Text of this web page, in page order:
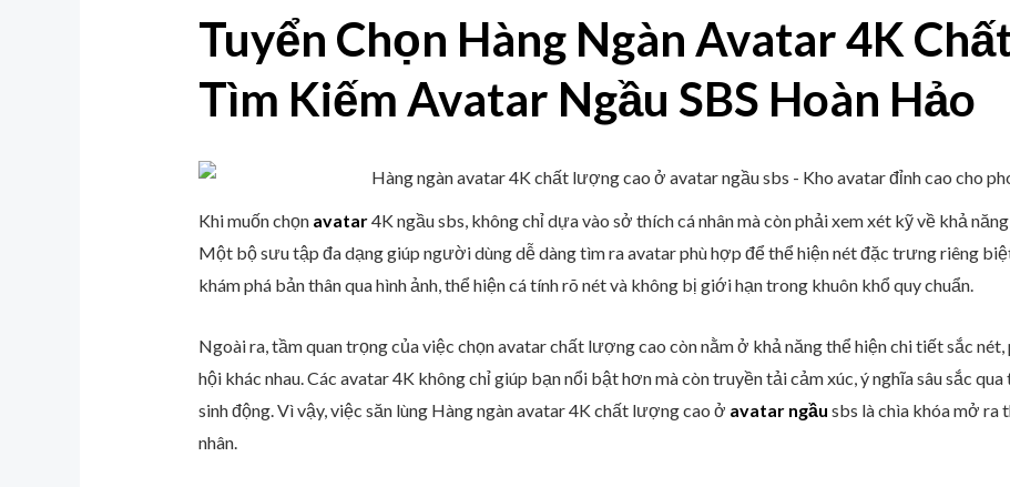
Tuyển Chọn Hàng Ngàn Avatar 4K
Tìm Kiếm Avatar Ngầu SBS Hoàn Hảo
Khi muốn chọn avatar4K ngầu sbs, không chỉ dựa vào sở thích cá nhân mà còn phải xem xét kỹ về khả
Một bộ sưu tập đa dạng giúp người dùng dễ dàng tìm ra avatar phù hợp để thể hiện nét đặc trưng riêng
khám phá bản thân qua hình ảnh, thể hiện cá tính rõ nét và không bị giới hạn trong khuôn khổ quy chuẩn.
Ngoài ra, tầm quan trọng của việc chọn avatar chất lượng cao còn nằm ở khả năng thể hiện chi tiết sắc
hội khác nhau. Các avatar 4K không chỉ giúp bạn nổi bật hơn mà còn truyền tải cảm xúc, ý nghĩa sâu sắc
sinh động. Vì vậy, việc săn lùng Hàng ngàn avatar 4K chất lượng cao ở avatar ngầu sbs là chìa khóa mở ra
nhân.